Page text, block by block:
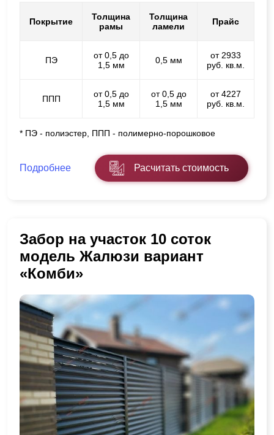
Покрытие
Толщина
рамы
Толщина
ламели
Прайс
ПЭ
от 0,5 до
1,5 мм
0,5 мм
от 2933
руб. кв.м.
ППП
от 0,5 до
1,5 мм
от 0,5 до
1,5 мм
от 4227
руб. кв.м.
* ПЭ - полиэстер, ППП - полимерно-порошковое
Подробнее Расчитать стоимость
Забор на участок 10 соток
модель Жалюзи вариант
«Комби»